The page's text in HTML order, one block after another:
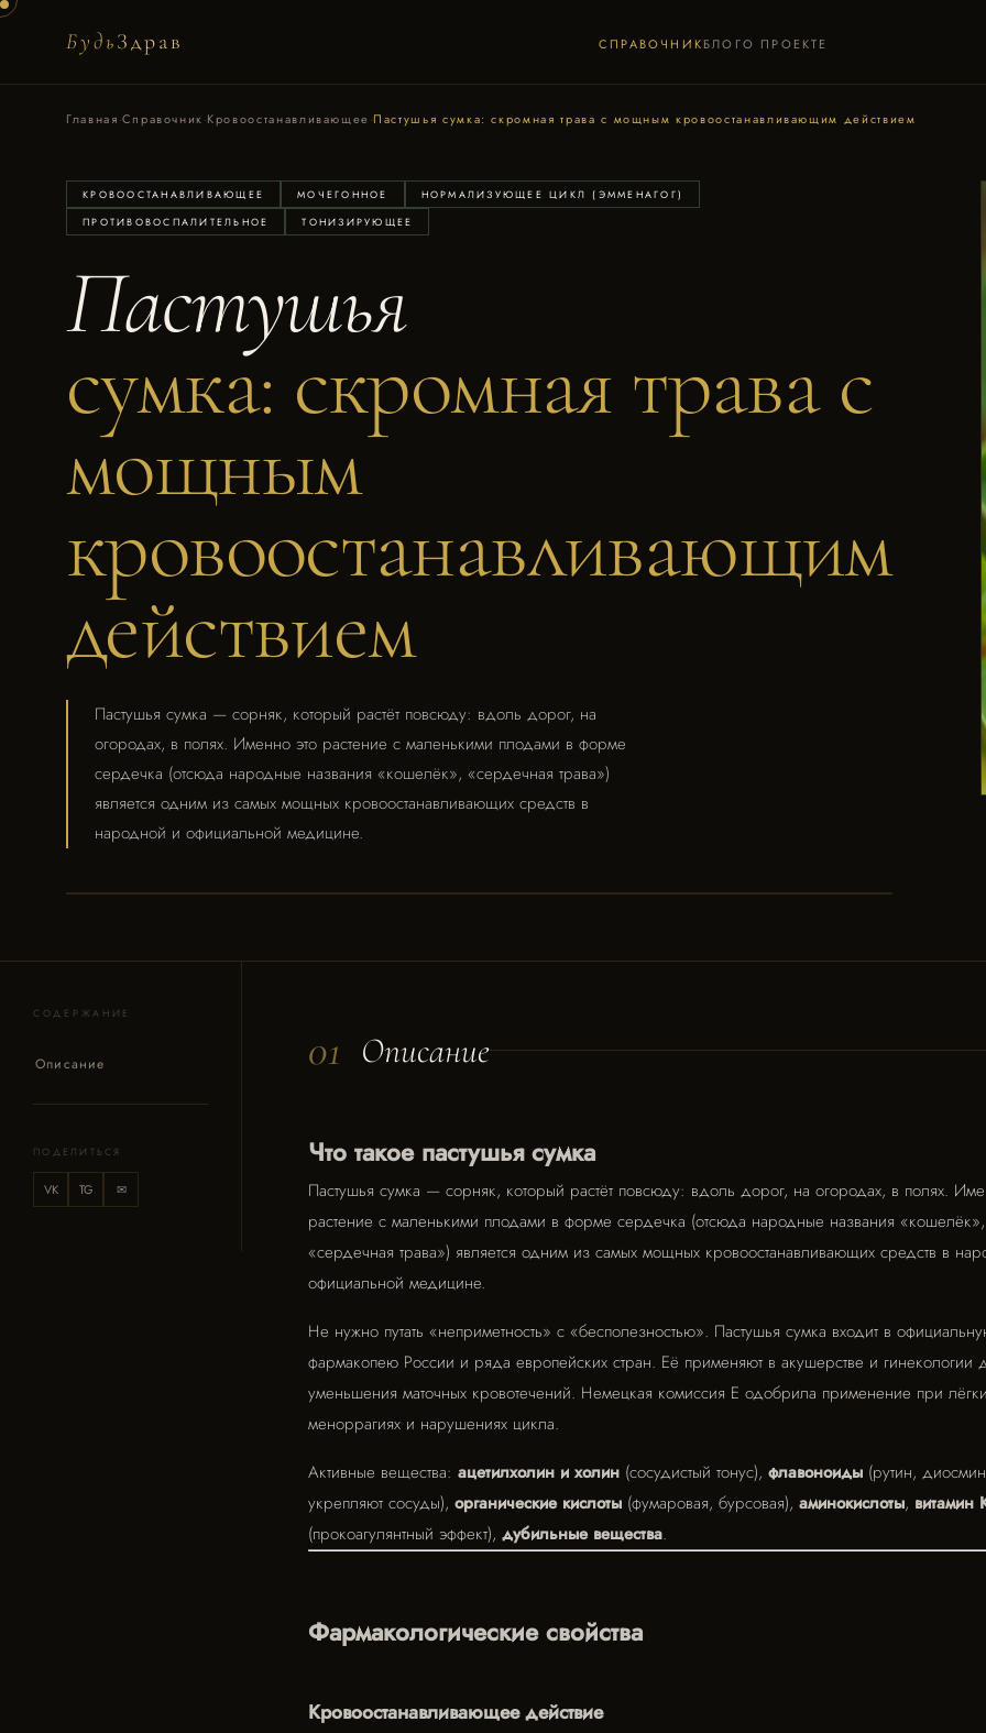
БудьЗдрав СПРАВОЧНИКБЛОГО ПРОЕКТЕ
Главная·Справочник·Кровоостанавливающее ·Пастушья сумка: скромная трава с мощным кровоостанавливающим действием
КРОВООСТАНАВЛИВАЮЩЕЕ МОЧЕГОННОЕ
НОРМАЛИЗУЮЩЕЕ ЦИКЛ (ЭММЕНАГОГ)
ПРОТИВОВОСПАЛИТЕЛЬНОЕ
ТОНИЗИРУЮЩЕЕ
Пастушья
сумка: скромная трава с
мощным
кровоостанавливающим
действием
Пастушья сумка — сорняк, который растёт повсюду: вдоль дорог, на
огородах, в полях. Именно это растение с маленькими плодами в форме
сердечка (отсюда народные названия «кошелёк», «сердечная трава»)
является одним из самых мощных кровоостанавливающих средств в
народной и официальной медицине.
СОДЕРЖАНИЕ
Описание
ПОДЕЛИТЬСЯ
VK TG ✉
01 Описание
Что такое пастушья сумка
Пастушья сумка — сорняк, который растёт повсюду: вдоль дорог, на огородах, в полях.
растение с маленькими плодами в форме сердечка (отсюда народные названия «кошелёк»,
«сердечная трава») является одним из самых мощных кровоостанавливающих средств в
официальной медицине.
Не нужно путать «неприметность» с «бесполезностью». Пастушья сумка входит в
фармакопею России и ряда европейских стран. Её применяют в акушерстве и гинекологии
уменьшения маточных кровотечений. Немецкая комиссия Е одобрила применение при
меноррагиях и нарушениях цикла.
Активные вещества: ацетилхолин и холин (сосудистый тонус), флавоноиды (рутин,
укрепляют сосуды), органические кислоты (фумаровая, бурсовая), аминокислоты, витамин
(прокоагулянтный эффект), дубильные вещества.
Фармакологические свойства
Кровоостанавливающее действие